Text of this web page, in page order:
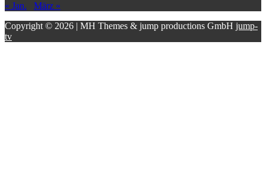
« Jan.
März »
Copyright © 2026 | MH Themes & jump productions GmbH jump-
tv